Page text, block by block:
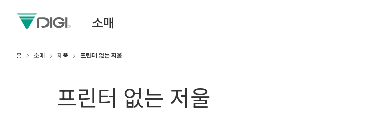
소매
홈 소매 제품 프린터 없는 저울
프린터 없는 저울